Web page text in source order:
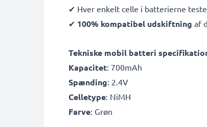
✔ Hver enkelt celle i batterierne
✔ 100% kompatibel udskiftning af
Tekniske mobil batteri
Kapacitet: 700mAh
Spænding: 2.4V
Celletype: NiMH
Farve: Grøn